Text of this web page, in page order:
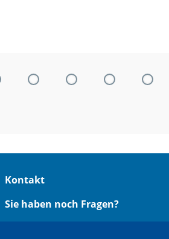
Kontakt
Sie haben noch Fragen?